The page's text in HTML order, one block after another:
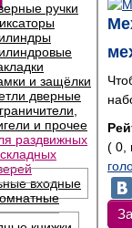
ручки
и защёлки
дверные
и прочее
раздвижных
входные
( 0,